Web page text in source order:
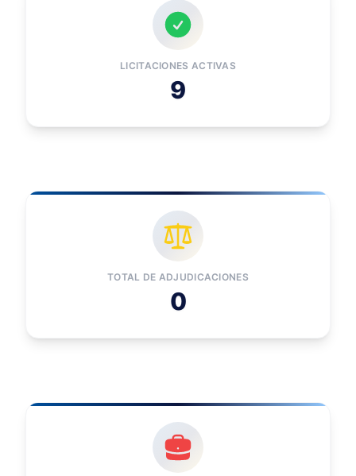
LICITACIONES ACTIVAS
9
TOTAL DE ADJUDICACIONES
0